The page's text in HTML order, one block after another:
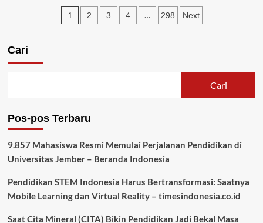
Kualitas
Pendidikan
Paginasi
1 2 3 4 … 298 Next
Cari
Cari
Pos-pos Terbaru
9.857 Mahasiswa Resmi Memulai Perjalanan Pendidikan di
Universitas Jember – Beranda Indonesia
Pendidikan STEM Indonesia Harus Bertransformasi: Saatnya
Mobile Learning dan Virtual Reality – timesindonesia.co.id
Saat Cita Mineral (CITA) Bikin Pendidikan Jadi Bekal Masa